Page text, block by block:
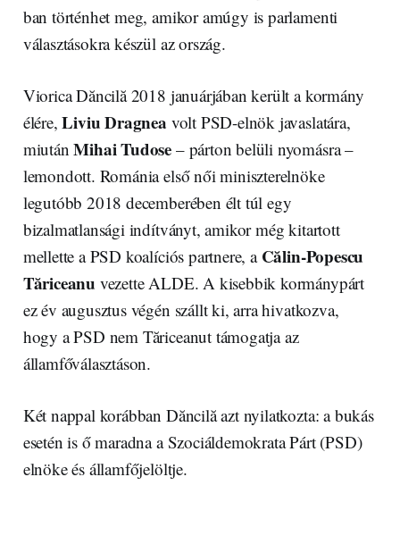
ban történhet meg, amikor amúgy is parlamenti
választásokra készül az ország.
Viorica Dăncilă 2018 januárjában került a kormány
élére,Liviu Dragnea volt PSD-elnök javaslatára,
miutánMihai Tudose – párton belüli nyomásra –
lemondott. Románia első női miniszterelnöke
legutóbb 2018 decemberében élt túl egy
bizalmatlansági indítványt, amikor még kitartott
mellette a PSD koalíciós partnere, a Călin-Popescu
Tăriceanu vezette ALDE. A kisebbik kormánypárt
ez év augusztus végén szállt ki, arra hivatkozva,
hogy a PSD nem Tăriceanut támogatja az
államfőválasztáson.
Két nappal korábban Dăncilă azt nyilatkozta: a bukás
esetén is ő maradna a Szociáldemokrata Párt (PSD)
elnöke és államfőjelöltje.